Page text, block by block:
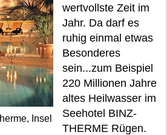
Insel
wertvollste Zeit im
Jahr. Da darf es
ruhig einmal etwas
Besonderes
sein...zum Beispiel
220 Millionen Jahre
altes Heilwasser im
Seehotel BINZ-
THERME Rügen.